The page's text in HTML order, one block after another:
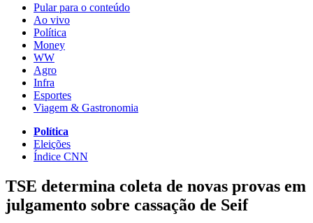
Pular para o conteúdo
Ao vivo
Política
Money
WW
Agro
Infra
Esportes
Viagem & Gastronomia
Política
Eleições
Índice CNN
TSE determina coleta de novas provas em
julgamento sobre cassação de Seif